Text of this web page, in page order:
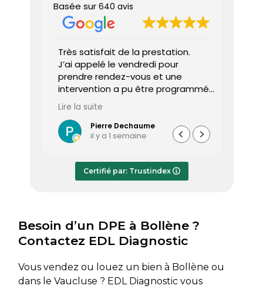
Basée sur 640 avis
Très satisfait de la prestation.
J’ai appelé le vendredi pour
prendre rendez-vous et une
intervention a pu être programmée
dès le lundi matin.
Le diagnostiqueur est arrivé à
l’heure, a été très professionnel,
efficace et a pris le temps de
Le rapport de diagnostic m’a été
transmis dès le lundi soir, ce qui est
Lire la suite
Pierre Dechaume
il y a 1 semaine
Certifié par: Trustindex
Besoin d’un DPE à Bollène ?
Contactez EDL Diagnostic
Vous vendez ou louez un bien à Bollène ou
dans le Vaucluse ? EDL Diagnostic vous